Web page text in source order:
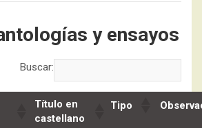
y ensayos
Buscar:
Título en
castellano
Tipo